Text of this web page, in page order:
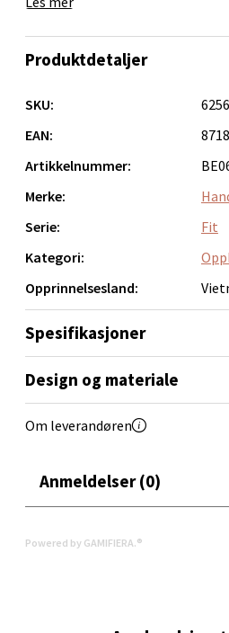
skuffer, hyller eller skap.
flettemønster samt en diskret
kontorrekvisita – denne kurven
Produktdetaljer
SKU:
EAN:
Artikkelnummer:
Merke:
Serie:
Fit
Kategori:
Opprinnelsesland:
Spesifikasjoner
Design og materiale
Om leverandøren
Anmeldelser (0)
Powered by GAMIFIERA.®
Oppdal -
Aunasenteret,
Åpent i dag 10-19
Orkanger - Thon
Thon Senter Orkanger,
Orkanger